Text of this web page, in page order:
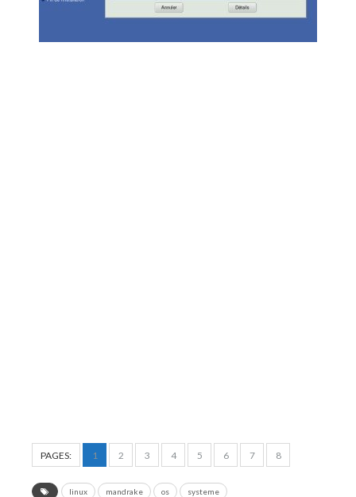
PAGES: 1 2 3 4 5 6 7 8
linux mandrake os systeme